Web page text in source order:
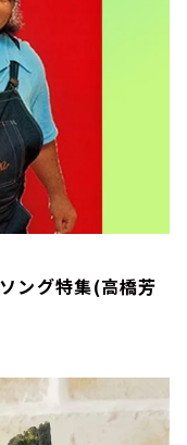
ング特集(高橋芳